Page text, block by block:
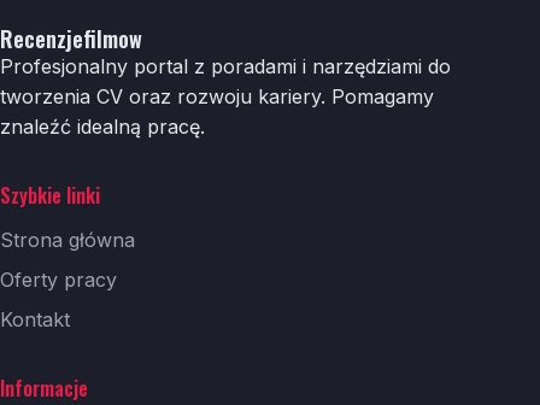
Recenzjefilmow
Profesjonalny portal z poradami i narzędziami do
tworzenia CV oraz rozwoju kariery. Pomagamy
znaleźć idealną pracę.
Szybkie linki
Strona główna
Oferty pracy
Kontakt
Informacje